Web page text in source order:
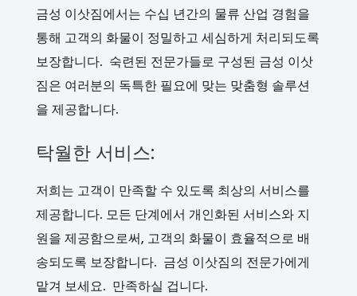
금성 이삿짐에서는 수십 년간의 물류 산업 경험을
통해 고객의 화물이 정밀하고 세심하게 처리되도록
보장합니다. 숙련된 전문가들로 구성된 금성 이삿
짐은 여러분의 독특한 필요에 맞는 맞춤형 솔루션
을 제공합니다.
탁월한 서비스:
저희는 고객이 만족할 수 있도록 최상의 서비스를
제공합니다. 모든 단계에서 개인화된 서비스와 지
원을 제공함으로써, 고객의 화물이 효율적으로 배
송되도록 보장합니다. 금성 이삿짐의 전문가에게
맡겨 보세요. 만족하실 겁니다.